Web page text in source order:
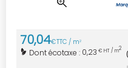
70,04€TTC / m2
Dont écotaxe : 0,23 € HT / m2